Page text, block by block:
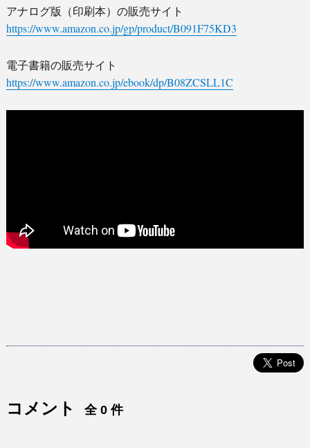
アナログ版（印刷本）の販売サイト
https://www.amazon.co.jp/gp/product/B091F75KD3
電子書籍の販売サイト
https://www.amazon.co.jp/ebook/dp/B08ZCSLL1C
コメント 全 0 件